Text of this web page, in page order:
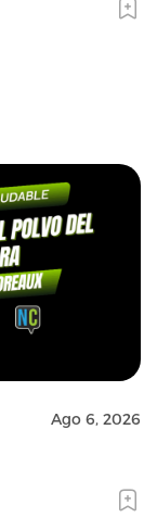
Ago 6, 2026